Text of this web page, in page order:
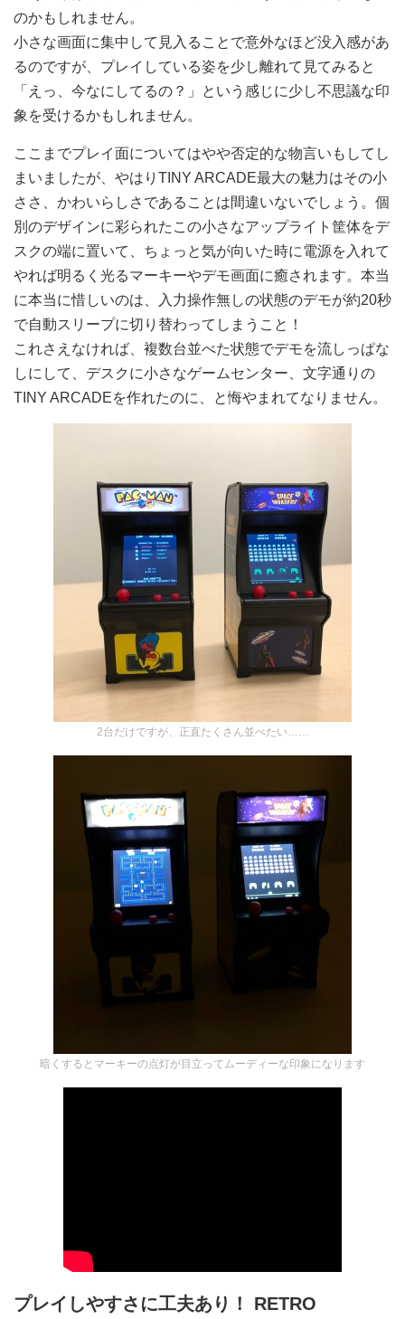
のかもしれません。
小さな画面に集中して見入ることで意外なほど没入感があ
るのですが、プレイしている姿を少し離れて見てみると
「えっ、今なにしてるの？」という感じに少し不思議な印
象を受けるかもしれません。
ここまでプレイ面についてはやや否定的な物言いもしてし
まいましたが、やはりTINY ARCADE最大の魅力はその小
ささ、かわいらしさであることは間違いないでしょう。個
別のデザインに彩られたこの小さなアップライト筐体をデ
スクの端に置いて、ちょっと気が向いた時に電源を入れて
やれば明るく光るマーキーやデモ画面に癒されます。本当
に本当に惜しいのは、入力操作無しの状態のデモが約20秒
で自動スリープに切り替わってしまうこと！
これさえなければ、複数台並べた状態でデモを流しっぱな
しにして、デスクに小さなゲームセンター、文字通りの
TINY ARCADEを作れたのに、と悔やまれてなりません。
2台だけですが、正直たくさん並べたい……
暗くするとマーキーの点灯が目立ってムーディーな印象になります
プレイしやすさに工夫あり！ RETRO